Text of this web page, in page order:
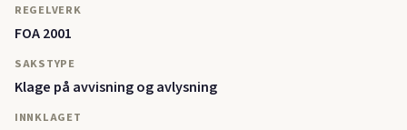
REGELVERK
FOA 2001
SAKSTYPE
Klage på avvisning og avlysning
INNKLAGET